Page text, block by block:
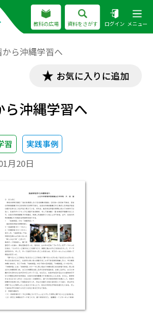
教科の広場 資料をさがす ログイン メニュー
ら沖縄学習へ
お気に入りに追加
ら沖縄学習へ
習 実践事例
月20日